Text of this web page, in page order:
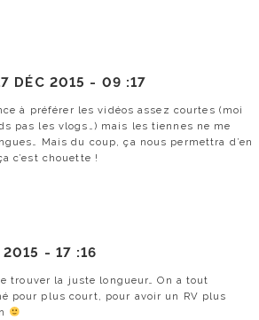
DÉC 2015 - 09 :17
à préférer les vidéos assez courtes (moi
pas les vlogs…) mais les tiennes ne me
Mais du coup, ça nous permettra d’en
c’est chouette !
2015 - 17 :16
trouver la juste longueur… On a tout
pour plus court, pour avoir un RV plus